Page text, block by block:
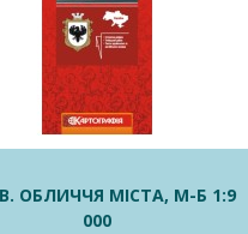
ОБЛИЧЧЯ МІСТА, М-Б 1:9
000